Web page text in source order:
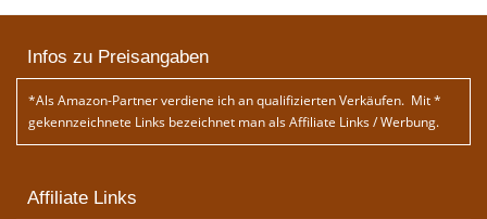
Infos zu Preisangaben
*Als Amazon-Partner verdiene ich an qualifizierten Verkäufen. Mit *
gekennzeichnete Links bezeichnet man als Affiliate Links / Werbung.
Affiliate Links